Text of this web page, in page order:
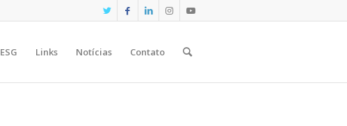
ESG Links Notícias Contato